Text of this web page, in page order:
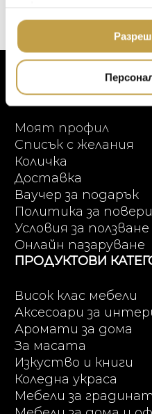
ползването от Ваша
ЗА КЛИЕНТИ
Моят профил
Списък с желания
Количка
Доставка
Ваучер за подарък
Политика за
Условия за ползване
Онлайн пазаруване
ПРОДУКТОВИ
Висок клас мебели
Аксесоари за
Аромати за дома
За масата
Изкуство и книги
Коледна украса
Мебели за